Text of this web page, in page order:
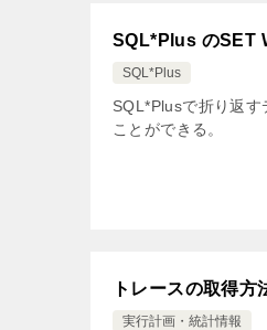
SQL*Plus のSET
SQL*Plus
SQL*Plusで折り返
ことができる。
トレースの取得
実行計画・統計情報